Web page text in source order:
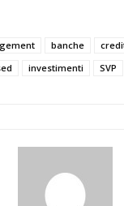
banche
investimenti SVP